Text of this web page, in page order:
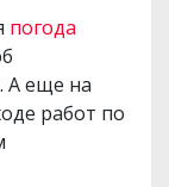
погода
А еще на
работ по